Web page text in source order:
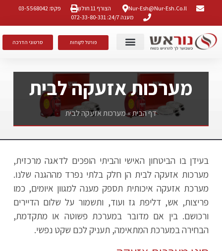
Nur-Esh@nur-Esh.co.il הצורף 11 חולון
פקס: 03-5568042
מענה 24/7: 072-33-80-331
פורטל לקוחות סרטוני הדרכה
מערכות אזעקה לבית
דף הבית»מערכות אזעקה לבית
בעידן בו הביטחון האישי והביתי הופכים לדאגה מרכזית,
מערכות אזעקה לבית הן חלק בלתי נפרד מההגנה שלנו.
מערכת אזעקה איכותית תספק מענה למגוון איומים, כמו
פריצות, אש, דליפת גז ועוד, ותשמור על שלום הדיירים
ורכושם. בין אם מדובר במערכת פשוטה או מתקדמת,
הבחירה במערכת המתאימה, תעניק לכם שקט נפשי.